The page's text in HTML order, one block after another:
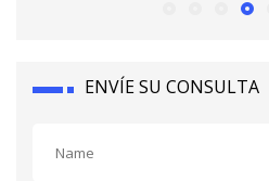
ENVÍE SU CONSULTA